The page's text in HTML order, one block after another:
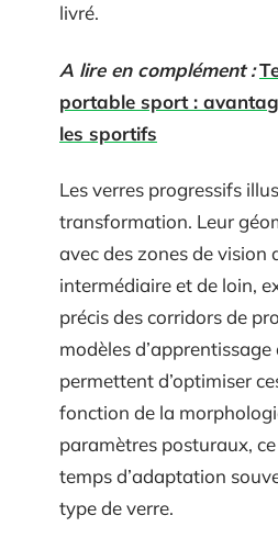
livré.
A lire en complément :
portable sport :
les sportifs
Les verres progressifs
transformation. Leur
avec des zones de vision
intermédiaire et de loin,
précis des corridors de
modèles
permettent d’optimiser
fonction de la
paramètres posturaux,
temps d’adaptation
type de verre.